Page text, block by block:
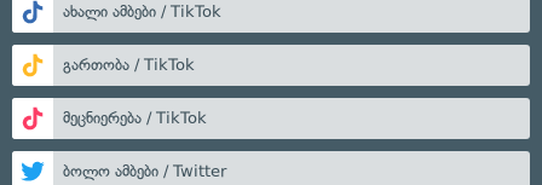
ახალი ამბები / TikTok
გართობა / TikTok
მეცნიერება / TikTok
ბოლო ამბები / Twitter